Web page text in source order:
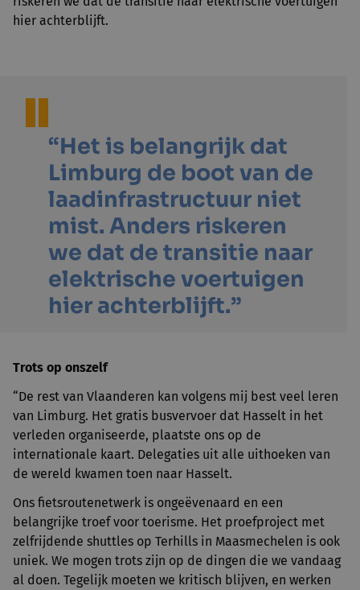
hier achterblijft.
“Het is belangrijk dat
Limburg de boot van de
laadinfrastructuur niet
mist. Anders riskeren
we dat de transitie naar
elektrische voertuigen
hier achterblijft.”
Trots op onszelf
“De rest van Vlaanderen kan volgens mij best veel leren
van Limburg. Het gratis busvervoer dat Hasselt in het
verleden organiseerde, plaatste ons op de
internationale kaart. Delegaties uit alle uithoeken van
de wereld kwamen toen naar Hasselt.
Ons fietsroutenetwerk is ongeëvenaard en een
belangrijke troef voor toerisme. Het proefproject met
zelfrijdende shuttles op Terhills in Maasmechelen is ook
uniek. We mogen trots zijn op de dingen die we vandaag
al doen. Tegelijk moeten we kritisch blijven, en werken